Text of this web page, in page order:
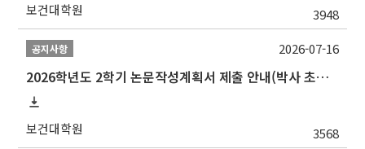
보건대학원 3948
공지사항
2026학년도 2학기 논문작성계획서 제출 안내(박사 초심 일정 포함)_Thesis Proposal
보건대학원 3568
2026-07-16